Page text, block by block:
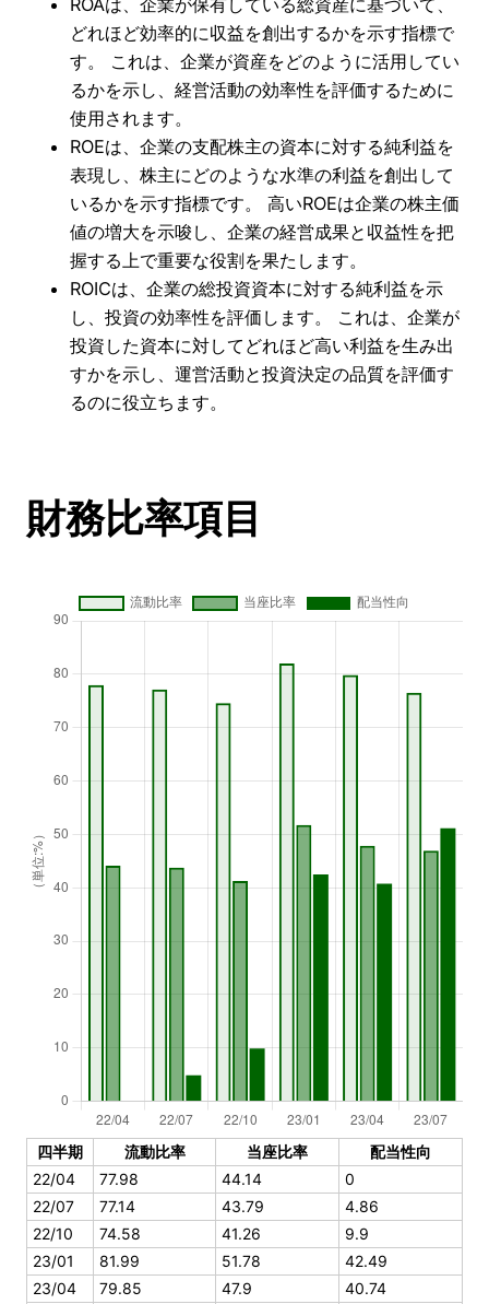
ROAは、企業が保有している総資産に基づいて、
どれほど効率的に収益を創出するかを示す指標で
す。 これは、企業が資産をどのように活用してい
るかを示し、経営活動の効率性を評価するために
使用されます。
ROEは、企業の支配株主の資本に対する純利益を
表現し、株主にどのような水準の利益を創出して
いるかを示す指標です。 高いROEは企業の株主価
値の増大を示唆し、企業の経営成果と収益性を把
握する上で重要な役割を果たします。
ROICは、企業の総投資資本に対する純利益を示
し、投資の効率性を評価します。 これは、企業が
投資した資本に対してどれほど高い利益を生み出
すかを示し、運営活動と投資決定の品質を評価す
るのに役立ちます。
財務比率項目
四半期 流動比率 当座比率
配当性向
22/04
77.98 44.14
0
22/07
77.14 43.79
4.86
22/10
74.58 41.26
9.9
23/01
81.99 51.78
42.49
23/04
79.85 47.9
40.74